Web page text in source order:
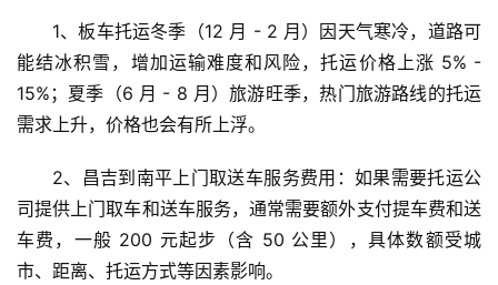
1、板车托运冬季（12 月 - 2 月）因天气寒冷，道路可
能结冰积雪，增加运输难度和风险，托运价格上涨 5% -
15%；夏季（6 月 - 8 月）旅游旺季，热门旅游路线的托运
需求上升，价格也会有所上浮。
2、昌吉到南平上门取送车服务费用：如果需要托运公
司提供上门取车和送车服务，通常需要额外支付提车费和送
车费，一般 200 元起步（含 50 公里），具体数额受城
市、距离、托运方式等因素影响。